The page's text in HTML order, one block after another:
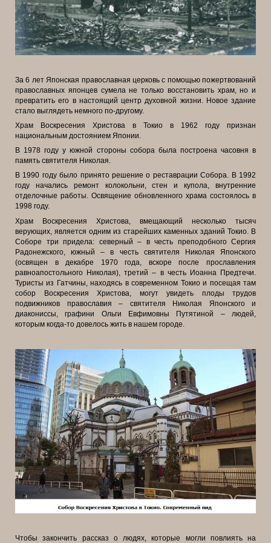
За 6 лет Японская православная церковь с помощью пожертвований
православных японцев сумела не только восстановить храм, но и
превратить его в настоящий центр духовной жизни. Новое здание
стало выглядеть немного по-другому.
Храм Воскресения Христова в Токио в 1962 году признан
национальным достоянием Японии.
В 1978 году у южной стороны собора была построена часовня в
память святителя Николая.
В 1990 году было принято решение о реставрации Собора. В 1992
году начались ремонт колокольни, стен и купола, внутренние
отделочные работы. Освящение обновленного храма состоялось в
1998 году.
Храм Воскресения Христова, вмещающий несколько тысяч
верующих, является одним из старейших каменных зданий Токио. В
Соборе три придела: северный – в честь преподобного Сергия
Радонежского, южный – в честь святителя Николая Японского
(освящен в декабре 1970 года, вскоре после прославления
равноапостольного Николая), третий – в честь Иоанна Предтечи.
Туристы из Гатчины, находясь в современном Токио и посещая там
собор Воскресения Христова, могут увидеть плоды трудов
подвижников православия – святителя Николая Японского и
диакониссы, графини Ольги Евфимовны Путятиной – людей,
которым когда-то довелось жить в нашем городе.
Чтобы закончить рассказ о людях, которые могли повлиять на